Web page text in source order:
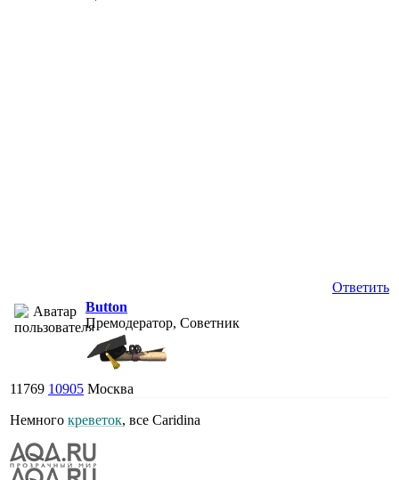
Ответить
Button
Премодератор, Советник
11769 10905 Москва
Немного креветок, все Caridina